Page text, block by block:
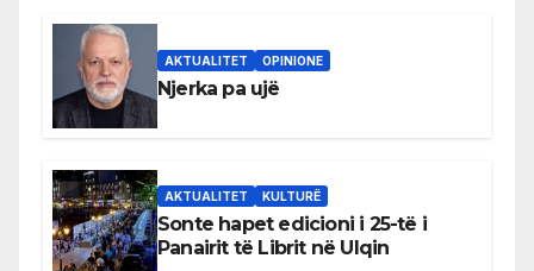
AKTUALITET OPINIONE
Njerka pa ujë
AKTUALITET KULTURË
Sonte hapet edicioni i 25-të i
Panairit të Librit në Ulqin